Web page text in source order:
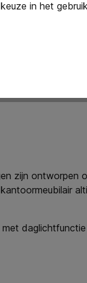
zijn ontworpen
in het